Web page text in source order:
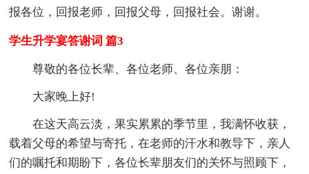
报各位，回报老师，回报父母，回报社会。谢谢。
学生升学宴答谢词 篇3
尊敬的各位长辈、各位老师、各位亲朋：
大家晚上好!
在这天高云淡，果实累累的季节里，我满怀收获，
载着父母的希望与寄托，在老师的汗水和教导下，亲人
们的嘱托和期盼下，各位长辈朋友们的关怀与照顾下，